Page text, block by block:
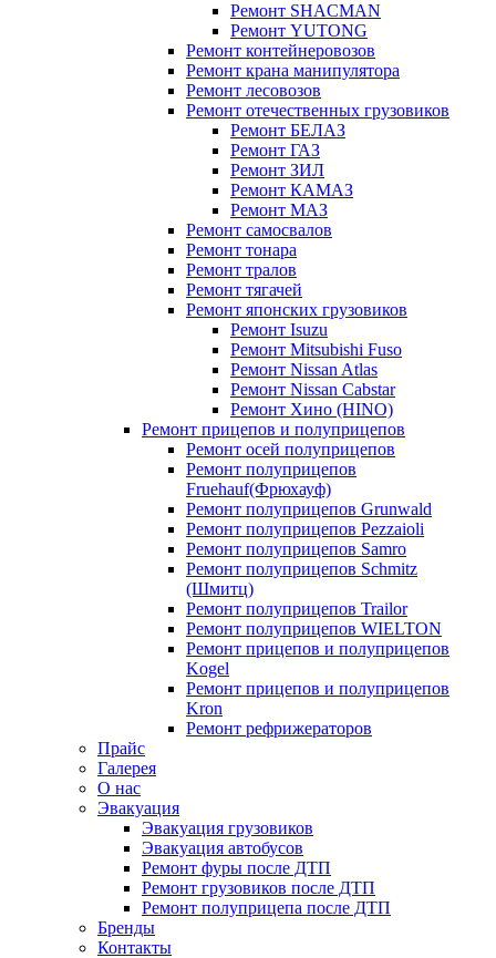
Ремонт SHACMAN
Ремонт YUTONG
Ремонт контейнеровозов
Ремонт крана манипулятора
Ремонт лесовозов
Ремонт отечественных грузовиков
Ремонт БЕЛАЗ
Ремонт ГАЗ
Ремонт ЗИЛ
Ремонт КАМАЗ
Ремонт МАЗ
Ремонт самосвалов
Ремонт тонара
Ремонт тралов
Ремонт тягачей
Ремонт японских грузовиков
Ремонт Isuzu
Ремонт Mitsubishi Fuso
Ремонт Nissan Atlas
Ремонт Nissan Cabstar
Ремонт Хино (HINO)
Ремонт прицепов и полуприцепов
Ремонт осей полуприцепов
Ремонт полуприцепов
Fruehauf(Фрюхауф)
Ремонт полуприцепов Grunwald
Ремонт полуприцепов Pezzaioli
Ремонт полуприцепов Samro
Ремонт полуприцепов Schmitz
(Шмитц)
Ремонт полуприцепов Trailor
Ремонт полуприцепов WIELTON
Ремонт прицепов и полуприцепов
Kogel
Ремонт прицепов и полуприцепов
Kron
Ремонт рефрижераторов
Прайс
Галерея
О нас
Эвакуация
Эвакуация грузовиков
Эвакуация автобусов
Ремонт фуры после ДТП
Ремонт грузовиков после ДТП
Ремонт полуприцепа после ДТП
Бренды
Контакты